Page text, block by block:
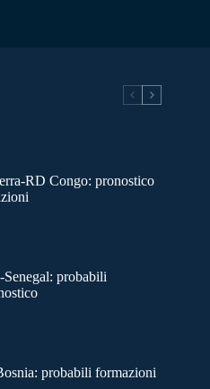
RD Congo: pronostico
probabili
probabili formazioni